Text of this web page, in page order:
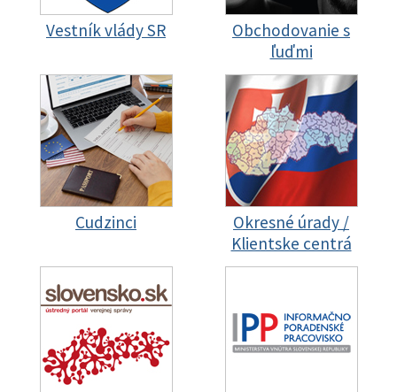
Vestník vlády SR
Obchodovanie s
ľuďmi
Cudzinci
Okresné úrady /
Klientske centrá